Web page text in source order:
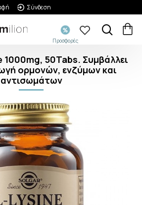
Σύνδεση
Προσφορές
50Tabs. Συμβάλλει
ορμονών, ενζύμων και
αντισωμάτων